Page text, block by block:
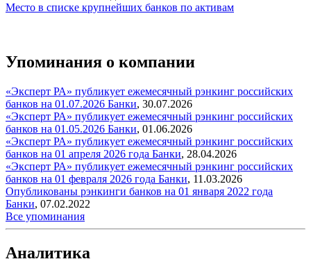
Место в списке крупнейших банков по активам
Упоминания о компании
«Эксперт РА» публикует ежемесячный рэнкинг российских
банков на 01.07.2026 Банки, 30.07.2026
«Эксперт РА» публикует ежемесячный рэнкинг российских
банков на 01.05.2026 Банки, 01.06.2026
«Эксперт РА» публикует ежемесячный рэнкинг российских
банков на 01 апреля 2026 года Банки, 28.04.2026
«Эксперт РА» публикует ежемесячный рэнкинг российских
банков на 01 февраля 2026 года Банки, 11.03.2026
Опубликованы рэнкинги банков на 01 января 2022 года
Банки, 07.02.2022
Все упоминания
Аналитика